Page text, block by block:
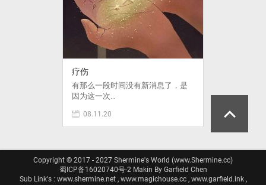
疗伤
有那么一段时间没有新消息了，是
因为这一次…
08.11.20
Copyright © 2017 - 2027 Shermine's World (www.Shermine.cc)
蜀ICP备16020740号-2Makin By Garfield Chen
Sub Link's : www.shermine.net , www.magichouse.cc , www.garfield.ink ,